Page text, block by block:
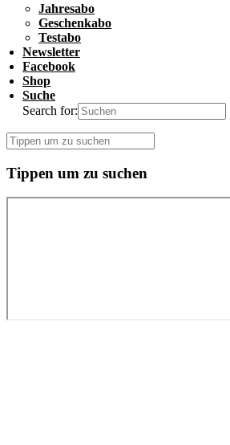
Jahresabo
Geschenkabo
Testabo
Newsletter
Facebook
Shop
Suche
Search for:
Tippen um zu suchen